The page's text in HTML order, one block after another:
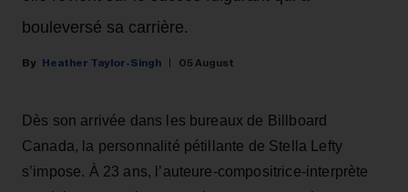
bouleversé sa carrière.
Heather Taylor-Singh 05 August
Dès son arrivée dans les bureaux de Billboard
Canada, la personnalité pétillante de Stella Lefty
s’impose. À 23 ans, l’auteure-compositrice-interprète